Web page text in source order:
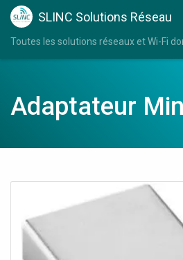
SLINC Solutions Réseau
Toutes les solutions réseaux et Wi-Fi
Adaptateur